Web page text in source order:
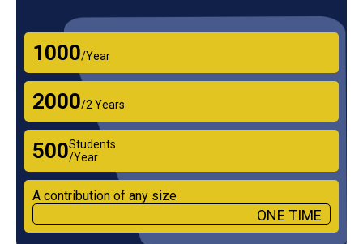
₹1000/Year
₹2000/2 Years
₹500Students
/Year
A contribution of any size
ONE TIME